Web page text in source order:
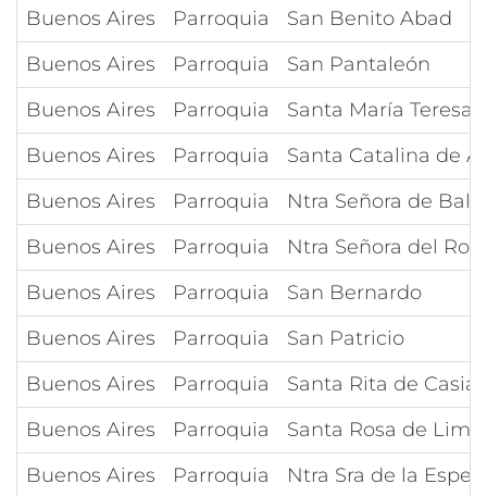
Buenos Aires Parroquia
San Benito Abad
Buenos Aires
Parroquia
San Pantaleón
Buenos Aires
Parroquia
Santa María Teresa
Buenos Aires
Parroquia
Santa Catalina de
Buenos Aires
Parroquia
Ntra Señora de
Buenos Aires
Parroquia
Ntra Señora del
Buenos Aires
Parroquia
San Bernardo
Buenos Aires
Parroquia
San Patricio
Buenos Aires
Parroquia
Santa Rita de Casia
Buenos Aires
Parroquia
Santa Rosa de Lima
Buenos Aires
Parroquia
Ntra Sra de la